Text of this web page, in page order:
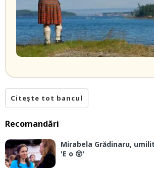
Citește tot bancul
Recomandări
Mirabela Grădinaru,
'E o 😲'